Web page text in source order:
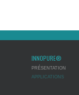
INNOPURE®
PRÉSENTATION
APPLICATIONS